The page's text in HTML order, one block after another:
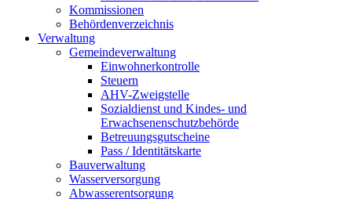
Kommissionen
Behördenverzeichnis
Verwaltung
Gemeindeverwaltung
Einwohnerkontrolle
Steuern
AHV-Zweigstelle
Sozialdienst und Kindes- und
Erwachsenenschutzbehörde
Betreuungsgutscheine
Pass / Identitätskarte
Bauverwaltung
Wasserversorgung
Abwasserentsorgung